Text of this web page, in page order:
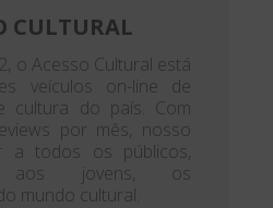
CULTURAL
o Acesso Cultural está
veículos on-line de
cultura do país. Com
por mês, nosso
a todos os públicos,
aos jovens, os
mundo cultural.